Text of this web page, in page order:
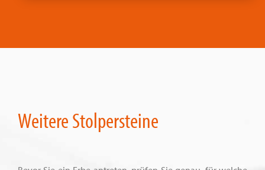
Weitere Stolpersteine